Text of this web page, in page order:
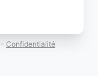
- Confidentialité